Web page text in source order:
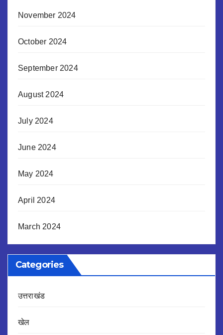
November 2024
October 2024
September 2024
August 2024
July 2024
June 2024
May 2024
April 2024
March 2024
Categories
उत्तराखंड
खेल